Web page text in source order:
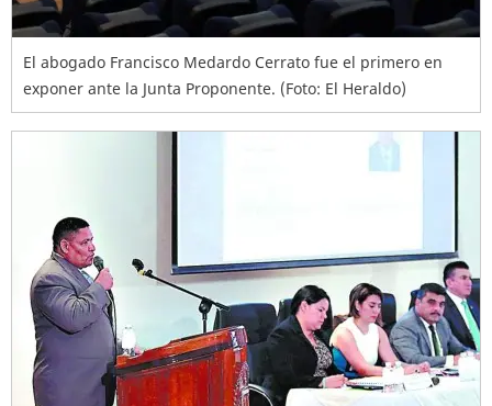
El abogado Francisco Medardo Cerrato fue el primero en
exponer ante la Junta Proponente. (Foto: El Heraldo)